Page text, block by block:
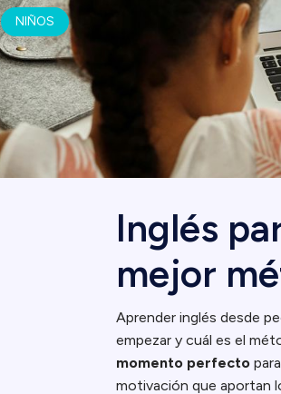
NIÑOS
Inglés
mejor
Aprender inglés desde
empezar y cuál es el
momento perfecto
motivación que aportan